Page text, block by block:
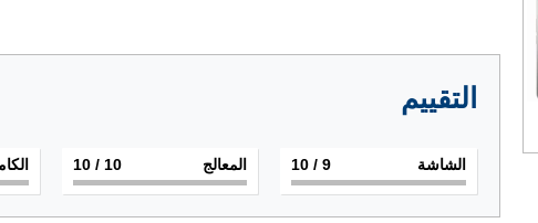
التقييم
الشاشة 9
/ 10 المعالج 10
/ 10